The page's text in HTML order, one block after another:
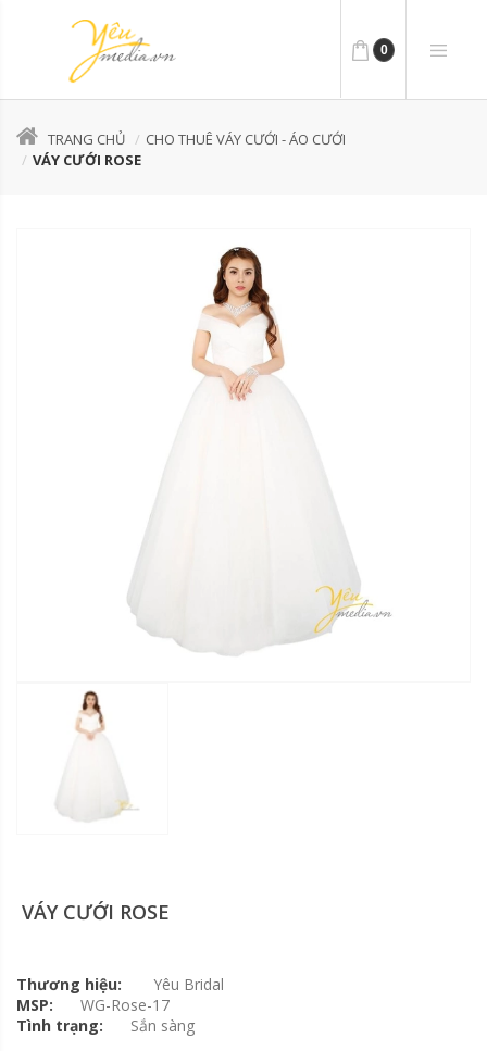
0
TRANG CHỦ
CHO THUÊ VÁY CƯỚI - ÁO CƯỚI
VÁY CƯỚI ROSE
VÁY CƯỚI ROSE
Thương hiệu:
Yêu Bridal
MSP:
WG-Rose-17
Tình trạng:
Sắn sàng